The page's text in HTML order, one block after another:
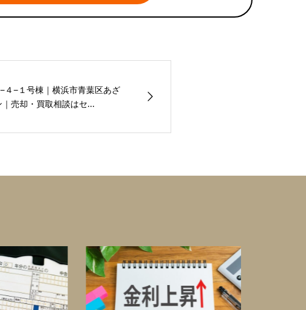
４−１号棟｜横浜市青葉区あざ
売却・買取相談はセ...